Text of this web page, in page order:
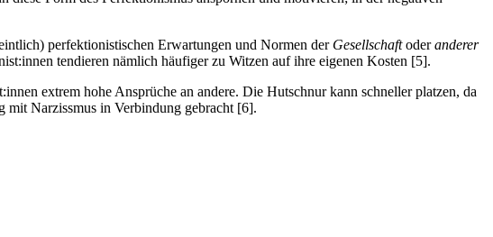
perfektionistischen Erwartungen und Normen der Gesellschaftoderanderer
tendieren nämlich häufiger zu Witzen auf ihre eigenen Kosten [5].
extrem hohe Ansprüche an andere. Die Hutschnur kann schneller platzen, da
mit Narzissmus in Verbindung gebracht [6].